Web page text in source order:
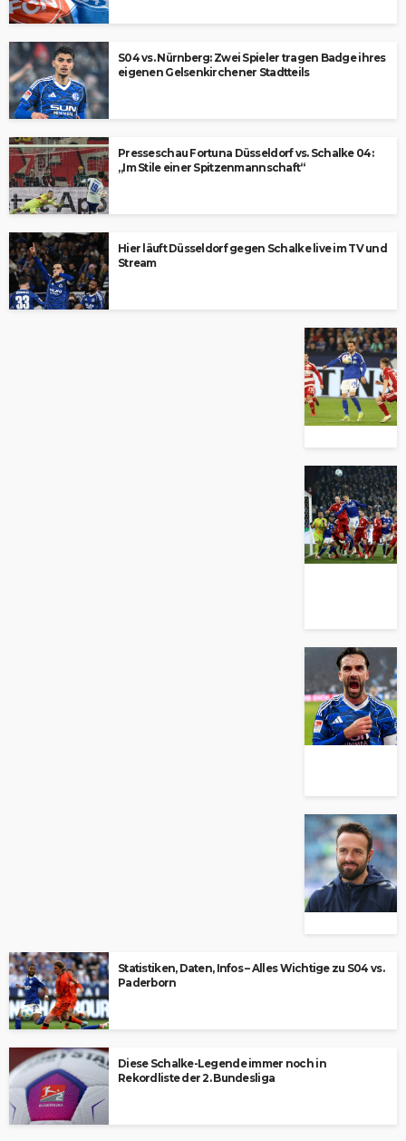
S04 vs. Nürnberg: Zwei Spieler tragen Badge ihres
eigenen Gelsenkirchener Stadtteils
Presseschau Fortuna Düsseldorf vs. Schalke 04:
„Im Stile einer Spitzenmannschaft“
Hier läuft Düsseldorf gegen Schalke live im TV und
Stream
Statistiken, Daten, Infos – Alles Wichtige zu S04 vs.
Paderborn
Diese Schalke-Legende immer noch in
Rekordliste der 2. Bundesliga